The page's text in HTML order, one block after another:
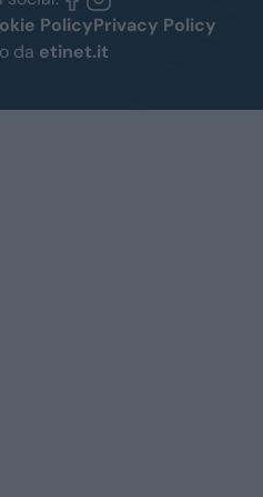
PolicyPrivacy Policy
da etinet.it